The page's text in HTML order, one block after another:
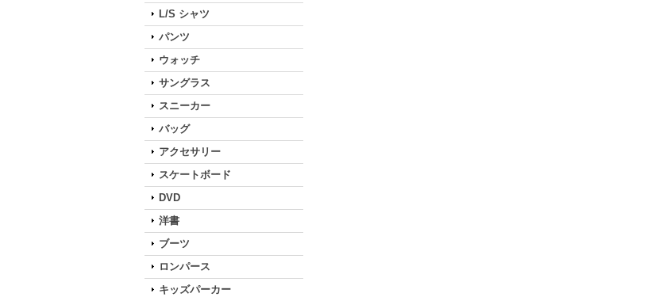
L/S シャツ
パンツ
ウォッチ
サングラス
スニーカー
バッグ
アクセサリー
スケートボード
DVD
洋書
ブーツ
ロンパース
キッズパーカー